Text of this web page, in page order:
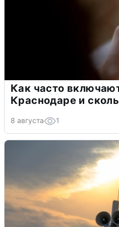
Как часто
Краснодаре и
8 августа 1